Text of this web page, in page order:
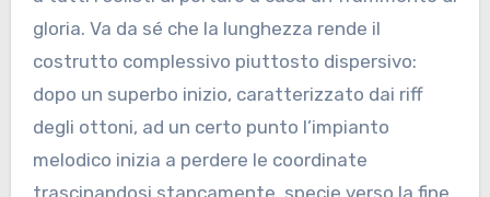
gloria. Va da sé che la lunghezza rende il
costrutto complessivo piuttosto dispersivo:
dopo un superbo inizio, caratterizzato dai riff
degli ottoni, ad un certo punto l’impianto
melodico inizia a perdere le coordinate